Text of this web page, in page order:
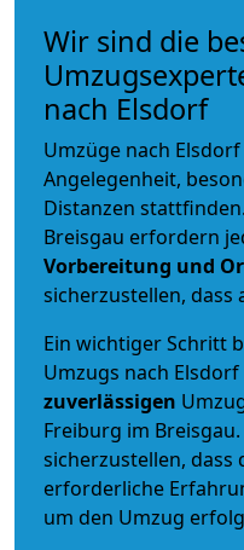
Wir sind die
nach Elsdorf
Umzüge nach
Angelegenheit,
Distanzen
Breisgau erfordern
Vorbereitung und
sicherzustellen, dass
Ein wichtiger Schritt
Umzugs nach
zuverlässigen
Freiburg im
sicherzustellen,
erforderliche
um den Umzug